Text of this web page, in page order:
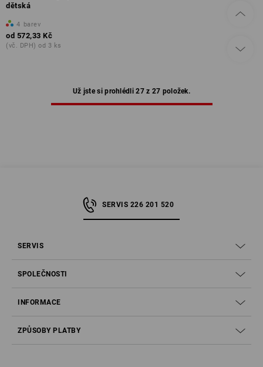
dětská
4 barev
od 572,33 Kč
(vč. DPH) od 3 ks
Už jste si prohlédli 27 z 27 položek.
SERVIS 226 201 520
SERVIS
SPOLEČNOSTI
INFORMACE
ZPŮSOBY PLATBY